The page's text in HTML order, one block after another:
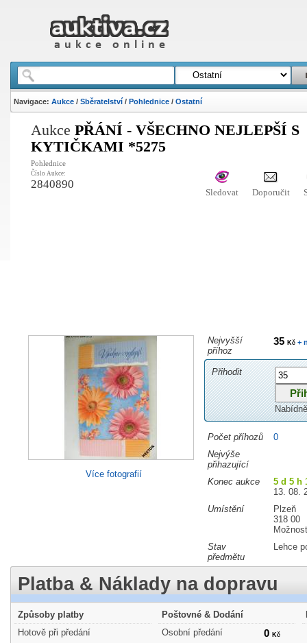
Navigace: Aukce/ Sběratelství/ Pohlednice/ Ostatní
Aukce PŘÁNÍ - VŠECHNO NEJLEPŠÍ S
KYTIČKAMI *5275
Pohlednice
Číslo Aukce:
2840890
Sledovat Doporučit
Více fotografií
Nejvyšší
příhoz
35 Kč+
Přihodit
Počet příhozů
0
Nejvýše
přihazující
Konec aukce
5 d 5 h
13. 08.
Umístění
Plzeň
318 00
Stav
předmětu
Lehce
Platba & Náklady na dopravu
Způsoby platby
Hotově při předání
Poštovné & Dodání
Osobní předání
0 Kč